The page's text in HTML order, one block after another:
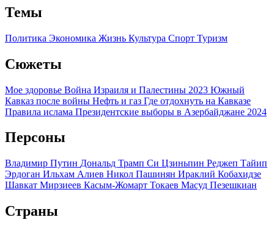
Темы
Политика Экономика Жизнь Культура Спорт Туризм
Сюжеты
Мое здоровье Война Израиля и Палестины 2023 Южный
Кавказ после войны Нефть и газ Где отдохнуть на Кавказе
Правила ислама Президентские выборы в Азербайджане 2024
Персоны
Владимир Путин Дональд Трамп Си Цзиньпин Реджеп Тайип
Эрдоган Ильхам Алиев Никол Пашинян Ираклий Кобахидзе
Шавкат Мирзиеев Касым-Жомарт Токаев Масуд Пезешкиан
Страны